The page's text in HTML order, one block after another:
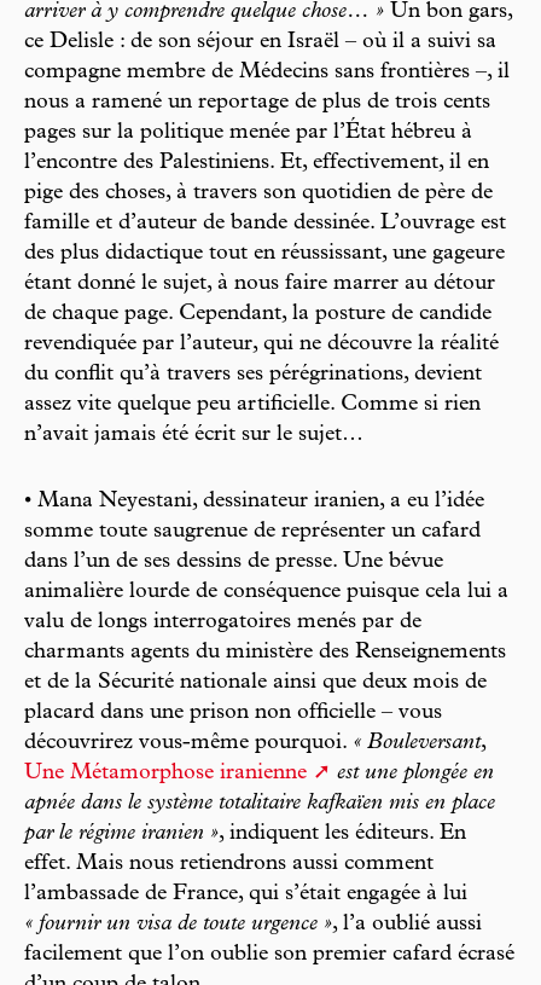
arriver à y comprendre quelque chose… » Un bon gars,
ce Delisle : de son séjour en Israël – où il a suivi sa
compagne membre de Médecins sans frontières –, il
nous a ramené un reportage de plus de trois cents
pages sur la politique menée par l’État hébreu à
l’encontre des Palestiniens. Et, effectivement, il en
pige des choses, à travers son quotidien de père de
famille et d’auteur de bande dessinée. L’ouvrage est
des plus didactique tout en réussissant, une gageure
étant donné le sujet, à nous faire marrer au détour
de chaque page. Cependant, la posture de candide
revendiquée par l’auteur, qui ne découvre la réalité
du conflit qu’à travers ses pérégrinations, devient
assez vite quelque peu artificielle. Comme si rien
n’avait jamais été écrit sur le sujet…
• Mana Neyestani, dessinateur iranien, a eu l’idée
somme toute saugrenue de représenter un cafard
dans l’un de ses dessins de presse. Une bévue
animalière lourde de conséquence puisque cela lui a
valu de longs interrogatoires menés par de
charmants agents du ministère des Renseignements
et de la Sécurité nationale ainsi que deux mois de
placard dans une prison non officielle – vous
découvrirez vous-même pourquoi. « Bouleversant,
Une Métamorphose iranienne
est une plongée en
apnée dans le système totalitaire kafkaïen mis en place
par le régime iranien », indiquent les éditeurs. En
effet. Mais nous retiendrons aussi comment
l’ambassade de France, qui s’était engagée à lui
« fournir un visa de toute urgence », l’a oublié aussi
facilement que l’on oublie son premier cafard écrasé